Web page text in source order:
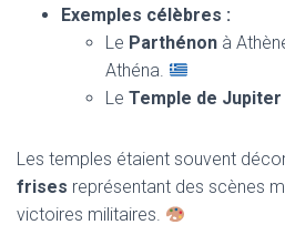
Exemples célèbres :
Le Parthénon à
Athéna.
Le Temple de Jupiter
Les temples étaient souvent
frises représentant des scènes
victoires militaires.